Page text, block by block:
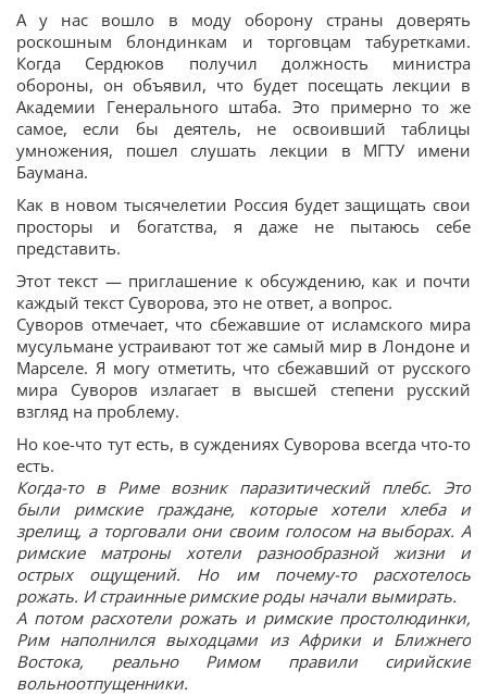
А у нас вошло в моду оборону страны доверять
роскошным блондинкам и торговцам табуретками.
Когда Сердюков получил должность министра
обороны, он объявил, что будет посещать лекции в
Академии Генерального штаба. Это примерно то же
самое, если бы деятель, не освоивший таблицы
умножения, пошел слушать лекции в МГТУ имени
Баумана.
Как в новом тысячелетии Россия будет защищать свои
просторы и богатства, я даже не пытаюсь себе
представить.
Этот текст — приглашение к обсуждению, как и почти
каждый текст Суворова, это не ответ, а вопрос.
Суворов отмечает, что сбежавшие от исламского мира
мусульмане устраивают тот же самый мир в Лондоне и
Марселе. Я могу отметить, что сбежавший от русского
мира Суворов излагает в высшей степени русский
взгляд на проблему.
Но кое-что тут есть, в суждениях Суворова всегда что-то
есть.
Когда-то в Риме возник паразитический плебс. Это
были римские граждане, которые хотели хлеба и
зрелищ, а торговали они своим голосом на выборах. А
римские матроны хотели разнообразной жизни и
острых ощущений. Но им почему-то расхотелось
рожать. И страинные римские роды начали вымирать.
А потом расхотели рожать и римские простолюдинки,
Рим наполнился выходцами из Африки и Ближнего
Востока, реально Римом правили сирийские
вольноотпущенники.